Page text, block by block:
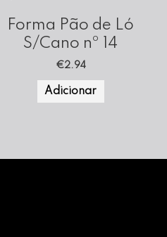
Forma Pão de Ló
S/Cano nº 14
€2.94
Adicionar